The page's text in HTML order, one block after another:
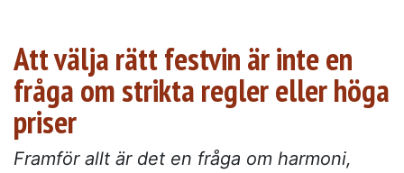
Att välja rätt festvin är inte en
fråga om strikta regler eller höga
priser
Framför allt är det en fråga om harmoni,